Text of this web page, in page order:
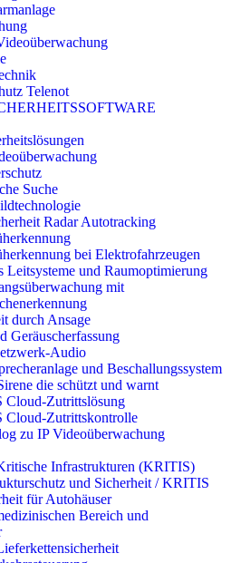
Telenot
Suche
Radar Autotracking​
bei Elektrofahrzeugen
Leitsysteme und Raumoptimierung
mit
durch Ansage
Geräuscherfassung
Audio
und Beschallungssystem
die schützt und warnt
Cloud-Zutrittslösung
Cloud-Zutrittskontrolle
zu IP Videoüberwachung
Infrastrukturen (KRITIS)
und Sicherheit / KRITIS
für Autohäuser
Bereich und